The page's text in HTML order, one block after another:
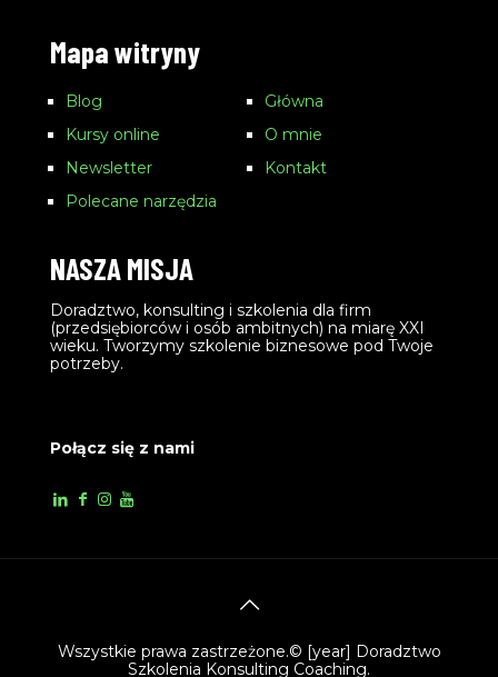
Mapa witryny
Blog
Kursy online
Newsletter
Polecane narzędzia
Główna
O mnie
Kontakt
NASZA MISJA
Doradztwo, konsulting i szkolenia dla firm
(przedsiębiorców i osób ambitnych) na miarę XXI
wieku. Tworzymy szkolenie biznesowe pod Twoje
potrzeby.
Połącz się z nami
Wszystkie prawa zastrzeżone.© [year] Doradztwo
Szkolenia Konsulting Coaching.